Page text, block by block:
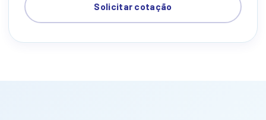
Solicitar cotação